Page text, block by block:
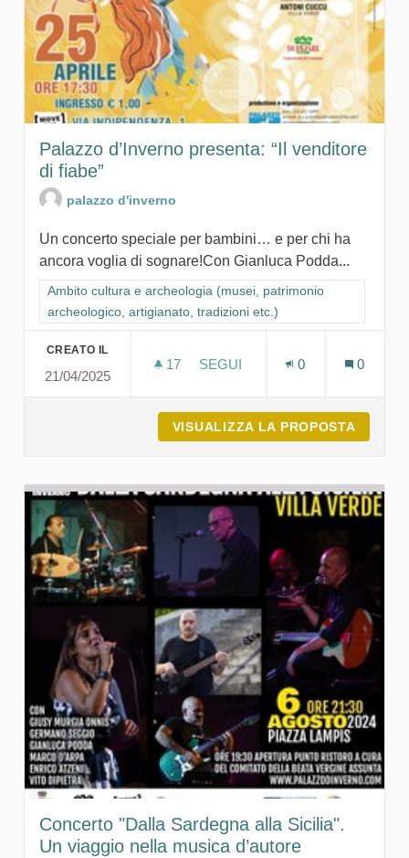
Palazzo d’Inverno presenta: “Il venditore
di fiabe”
palazzo d'inverno
Un concerto speciale per bambini… e per chi ha
ancora voglia di sognare!Con Gianluca Podda...
Filtra i risultati per categoria: Ambito cultura e archeologia
Ambito cultura e archeologia (musei, patrimonio
archeologico, artigianato, tradizioni etc.)
CREATO IL
21/04/2025
17 17 SOSTENITORI
SEGUI
0 0
VISUALIZZA LA PROPOSTA
Concerto "Dalla Sardegna alla Sicilia".
Un viaggio nella musica d’autore